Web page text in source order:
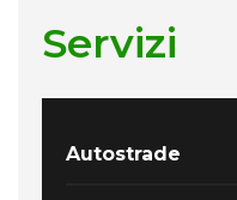
Servizi
Autostrade